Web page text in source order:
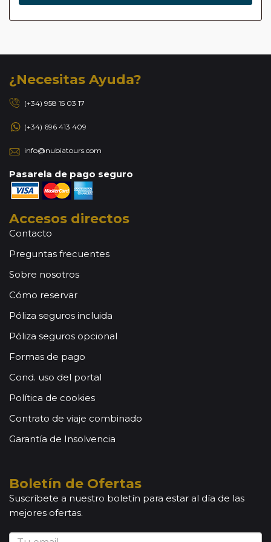
¿Necesitas Ayuda?
(+34) 958 15 03 17
(+34) 696 413 409
info@nubiatours.com
Pasarela de pago seguro
Accesos directos
Contacto
Preguntas frecuentes
Sobre nosotros
Cómo reservar
Póliza seguros incluida
Póliza seguros opcional
Formas de pago
Cond. uso del portal
Política de cookies
Contrato de viaje combinado
Garantía de Insolvencia
Boletín de Ofertas
Suscríbete a nuestro boletín para estar al día de las
mejores ofertas.